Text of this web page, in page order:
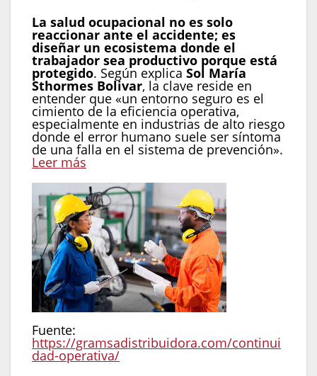
La salud ocupacional no es solo
reaccionar ante el accidente; es
diseñar un ecosistema donde el
trabajador sea productivo porque está
protegido. Según explica Sol María
Sthormes Bolivar, la clave reside en
entender que «un entorno seguro es el
cimiento de la eficiencia operativa,
especialmente en industrias de alto riesgo
donde el error humano suele ser síntoma
de una falla en el sistema de prevención».
Leer más
Fuente:
https://gramsadistribuidora.com/continui
dad-operativa/